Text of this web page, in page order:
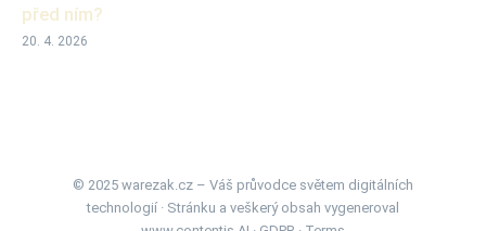
před ním?
20. 4. 2026
© 2025 warezak.cz – Váš průvodce světem digitálních
technologií · Stránku a veškerý obsah vygeneroval